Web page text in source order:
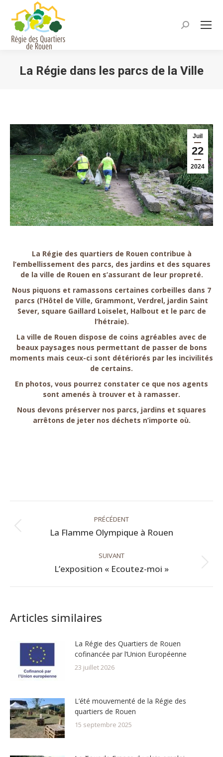
Recherche
La Régie dans les parcs de la Ville
Juil
22
2024
La Régie des quartiers de Rouen contribue à
l’embellissement des parcs, des jardins et des squares
de la ville de Rouen en s’assurant de leur propreté.
Nous piquons et ramassons certaines corbeilles dans 7
parcs (l’Hôtel de Ville, Grammont, Verdrel, jardin Saint
Sever, square Gaillard Loiselet, Halbout et le parc de
l’hétraie).
La ville de Rouen dispose de coins agréables avec de
beaux paysages nous permettant de passer de bons
moments mais ceux-ci sont détériorés par les incivilités
de certains.
En photos, vous pourrez constater ce que nos agents
sont amenés à trouver et à ramasser.
Nous devons préserver nos parcs, jardins et squares
arrêtons de jeter nos déchets n’importe où.
article
PRÉCÉDENT
Article
précédent
La Flamme Olympique à Rouen
SUIVANT
Article
:
L’exposition « Ecoutez-moi »
Articles similaires
La Régie des Quartiers de Rouen
cofinancée par l’Union Européenne
23 juillet 2026
L’été mouvementé de la Régie des
quartiers de Rouen
15 septembre 2025